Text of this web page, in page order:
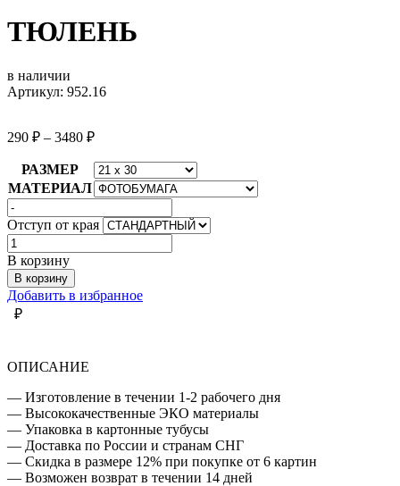
ТЮЛЕНЬ
в наличии
Артикул: 952.16
290 ₽ – 3480 ₽
РАЗМЕР
МАТЕРИАЛ
Отступ от края
Количество
товара
ТЮЛЕНЬ
В корзину
В корзину
Добавить в избранное
₽
ОПИСАНИЕ
— Изготовление в течении 1-2 рабочего дня
— Высококачественные ЭКО материалы
— Упаковка в картонные тубусы
— Доставка по России и странам СНГ
— Скидка в размере 12% при покупке от 6 картин
— Возможен возврат в течении 14 дней